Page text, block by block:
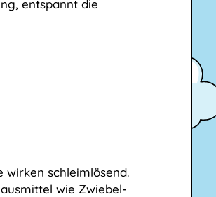
entspannt die
wirken schleimlösend.
wie Zwiebel-